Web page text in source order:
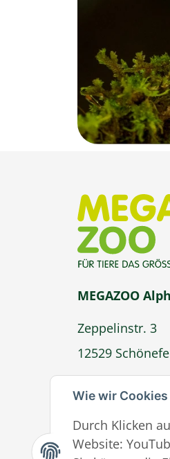
Wie wir
Durch Klicken
Website:
MEGAZOO
Zeppelinstr. 3
12529